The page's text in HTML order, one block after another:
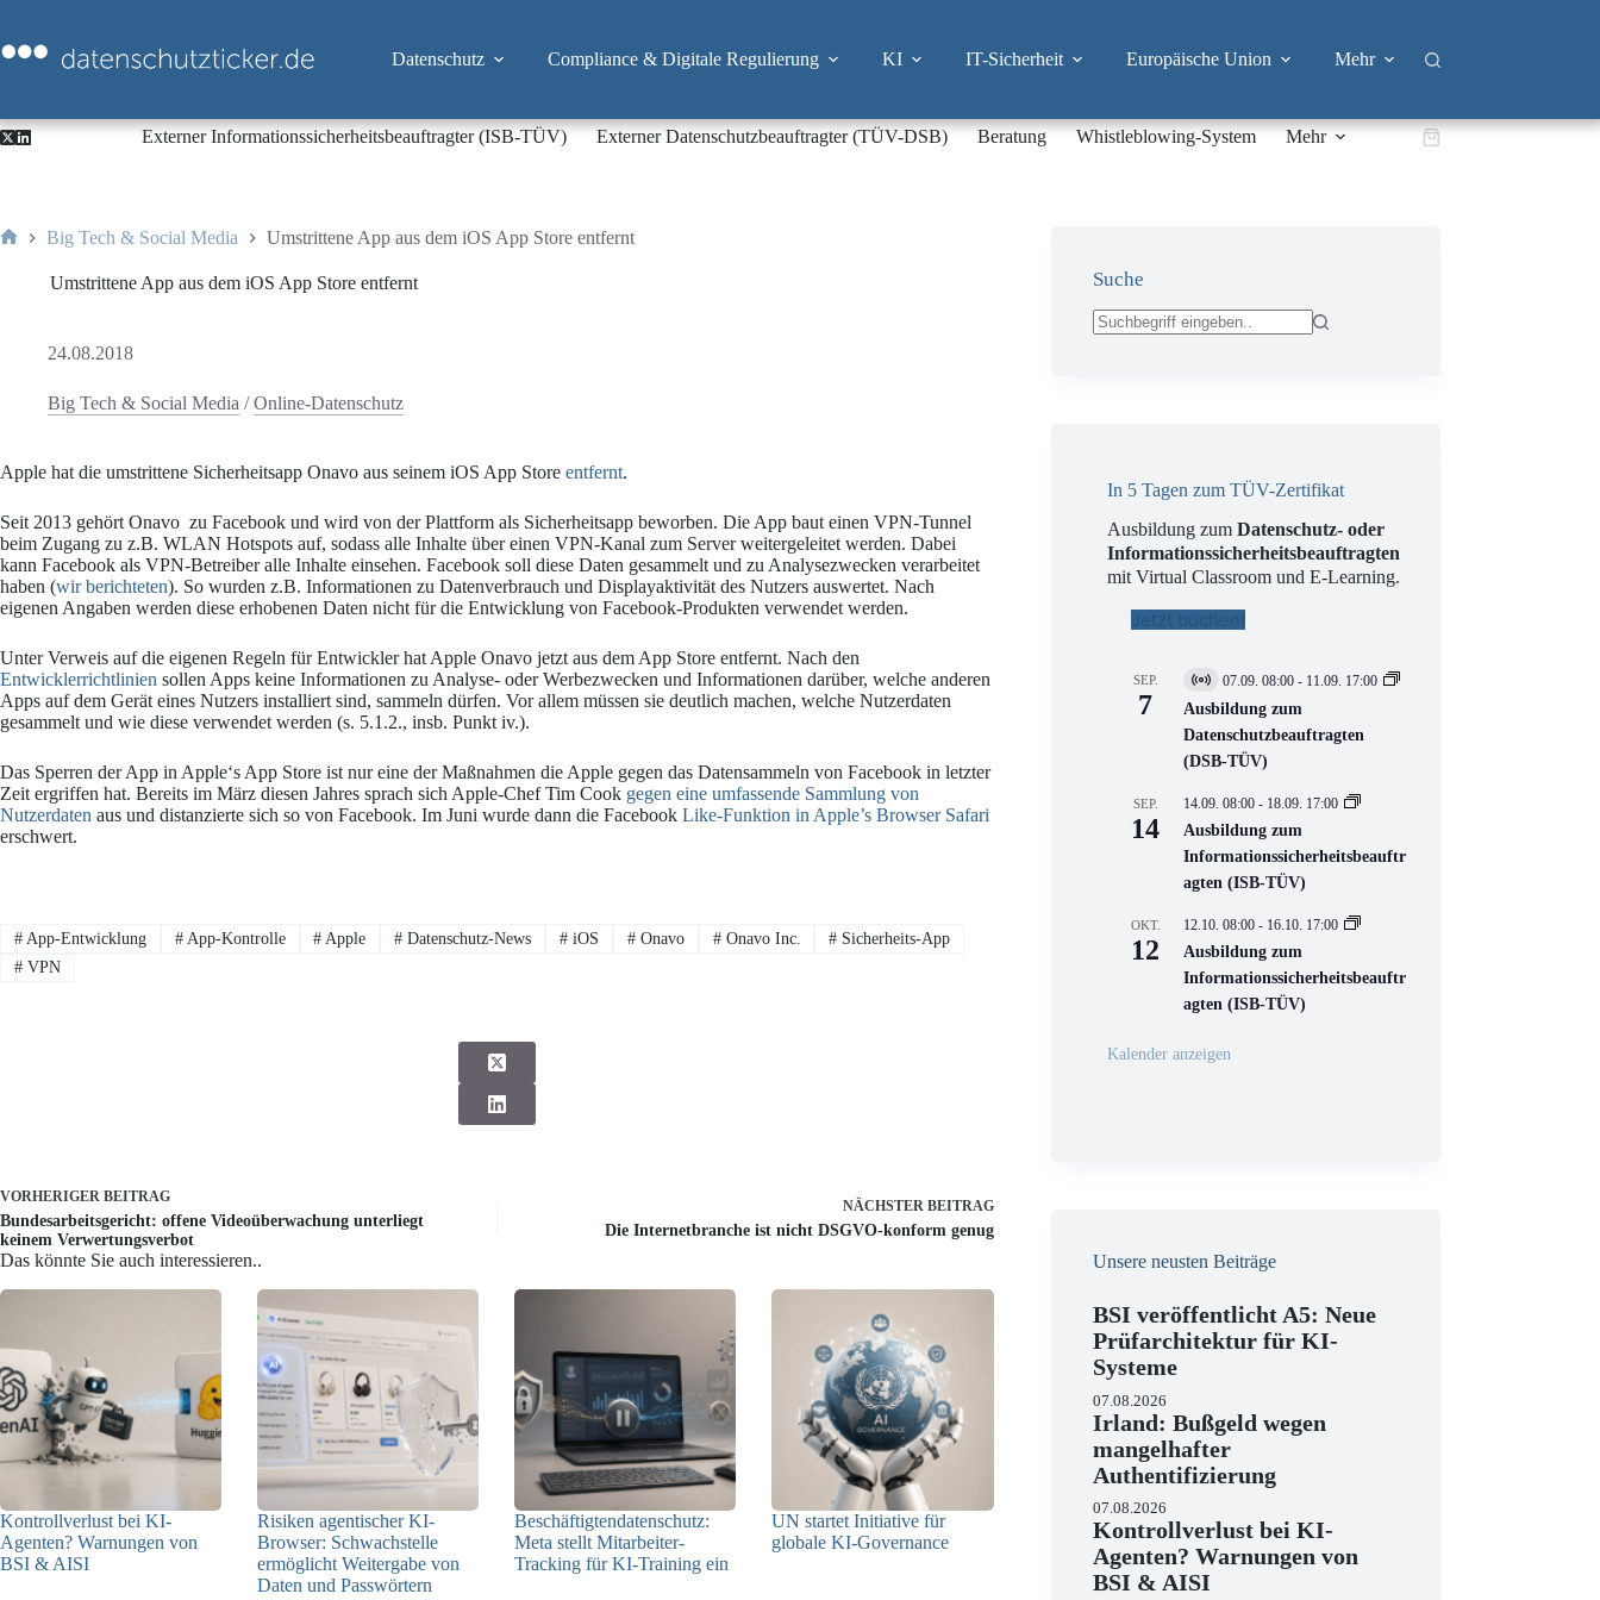
springen
Datenschutz Compliance & Digitale Regulierung KI IT-Sicherheit Europäische Union Mehr
Externer Informationssicherheitsbeauftragter (ISB-TÜV) Externer Datenschutzbeauftragter (TÜV-DSB) Beratung Whistleblowing-System Mehr Warenkorb
Big Tech & Social Media Umstrittene App aus dem iOS App Store entfernt
Umstrittene App aus dem iOS App Store entfernt
24.08.2018
Big Tech & Social Media /Online-Datenschutz
Apple hat die umstrittene Sicherheitsapp Onavo aus seinem iOS App Store entfernt.
Seit 2013 gehört Onavo zu Facebook und wird von der Plattform als Sicherheitsapp beworben. Die App baut einen VPN-Tunnel
beim Zugang zu z.B. WLAN Hotspots auf, sodass alle Inhalte über einen VPN-Kanal zum Server weitergeleitet werden. Dabei
kann Facebook als VPN-Betreiber alle Inhalte einsehen. Facebook soll diese Daten gesammelt und zu Analysezwecken verarbeitet
haben (wir berichteten). So wurden z.B. Informationen zu Datenverbrauch und Displayaktivität des Nutzers auswertet. Nach
eigenen Angaben werden diese erhobenen Daten nicht für die Entwicklung von Facebook-Produkten verwendet werden.
Unter Verweis auf die eigenen Regeln für Entwickler hat Apple Onavo jetzt aus dem App Store entfernt. Nach den
Entwicklerrichtlinien sollen Apps keine Informationen zu Analyse- oder Werbezwecken und Informationen darüber, welche anderen
Apps auf dem Gerät eines Nutzers installiert sind, sammeln dürfen. Vor allem müssen sie deutlich machen, welche Nutzerdaten
gesammelt und wie diese verwendet werden (s. 5.1.2., insb. Punkt iv.).
Das Sperren der App in Apple‘s App Store ist nur eine der Maßnahmen die Apple gegen das Datensammeln von Facebook in letzter
Zeit ergriffen hat. Bereits im März diesen Jahres sprach sich Apple-Chef Tim Cook gegen eine umfassende Sammlung von
Nutzerdaten aus und distanzierte sich so von Facebook. Im Juni wurde dann die Facebook Like-Funktion in Apple’s Browser Safari
erschwert.
#App-Entwicklung #App-Kontrolle # Apple # Datenschutz-News # iOS #Onavo #Onavo Inc. # Sicherheits-App
#VPN
VORHERIGER BEITRAG
Bundesarbeitsgericht: offene Videoüberwachung unterliegt
keinem Verwertungsverbot
NÄCHSTER BEITRAG
Die Internetbranche ist nicht DSGVO-konform genug
Das könnte Sie auch interessieren..
Kontrollverlust bei KI-
Agenten? Warnungen von
BSI & AISI
Risiken agentischer KI-
Browser: Schwachstelle
ermöglicht Weitergabe von
Daten und Passwörtern
Beschäftigtendatenschutz:
Meta stellt Mitarbeiter-
Tracking für KI-Training ein
UN startet Initiative für
globale KI-Governance
Suche
In 5 Tagen zum TÜV-Zertifikat
Ausbildung zumDatenschutz- oder
Informationssicherheitsbeauftragten
mit Virtual Classroom und E-Learning.
Jetzt buchen!
SEP.
7
V
i
t
u
l
V
e
r
n
s
t
a
t
n
07.09. 08:00 - 11.09. 17:00
Ausbildung zum
Datenschutzbeauftragten
(DSB-TÜV)
SEP.
14
14.09. 08:00 - 18.09. 17:00
Ausbildung zum
Informationssicherheitsbeauftr
agten (ISB-TÜV)
OKT.
12
12.10. 08:00 - 16.10. 17:00
Ausbildung zum
Informationssicherheitsbeauftr
agten (ISB-TÜV)
Kalender anzeigen
Unsere neusten Beiträge
BSI veröffentlicht A5: Neue
Prüfarchitektur für KI-
Systeme
07.08.2026
Irland: Bußgeld wegen
mangelhafter
Authentifizierung
07.08.2026
Kontrollverlust bei KI-
Agenten? Warnungen von
BSI & AISI